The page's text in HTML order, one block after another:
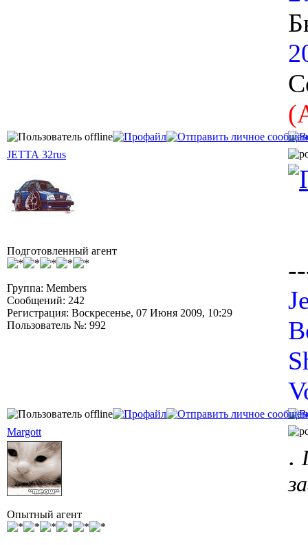
JETTA 32rus
Подготовленный агент
Группа: Members
Сообщений: 242
Регистрация: Воскресенье, 07 Июня 2009, 10:29
Пользователь №: 992
Margott
Опытный агент
.